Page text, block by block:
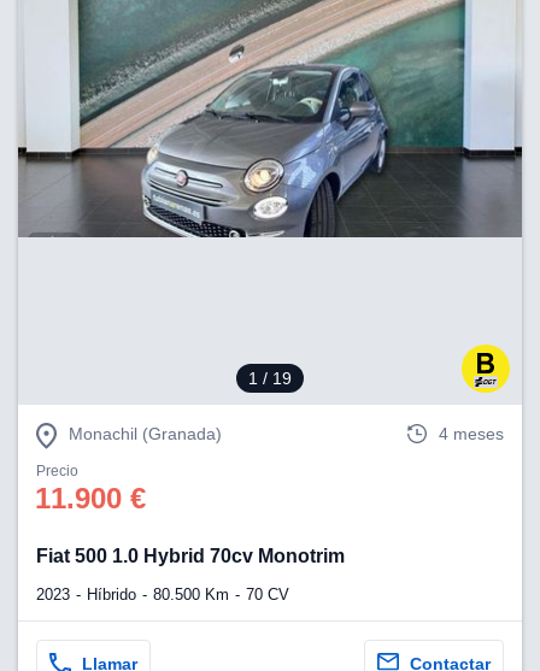
1 / 19
Monachil (Granada) 4 meses
Precio
11.900 €
Fiat 500 1.0 Hybrid 70cv Monotrim
2023 Híbrido 80.500 Km 70 CV
Llamar Contactar